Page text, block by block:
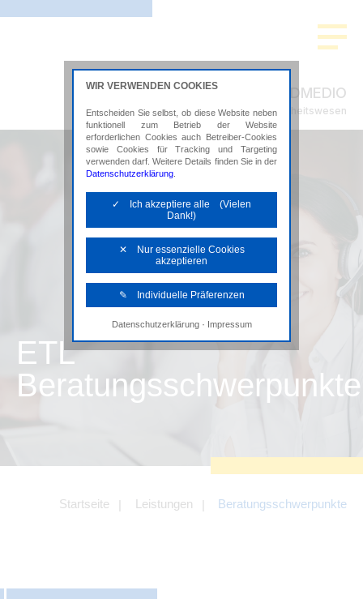
ADMEDIO
Steuerberatung im Gesundheitswesen
ETL
Beratungsschwerpunkte
Startseite Leistungen Beratungsschwerpunkte
WIR VERWENDEN COOKIES
Entscheiden Sie selbst, ob diese Website neben
funktionell zum Betrieb der Website
erforderlichen Cookies auch Betreiber-Cookies
sowie Cookies für Tracking und Targeting
verwenden darf. Weitere Details finden Sie in der
Datenschutzerklärung
✓ Ich akzeptiere alle (Vielen
Dank!)
✕ Nur essenzielle Cookies
akzeptieren
✎ Individuelle Präferenzen
Notwendige Cookies
Diese Cookies sind erforderlich, um die
Tracking- und Targeting-Cookies
Angebotes einschließlich der
Angeboten von z.B. Facebook und
LinkedIn.
können.
Datenschutzerklärung· Impressum